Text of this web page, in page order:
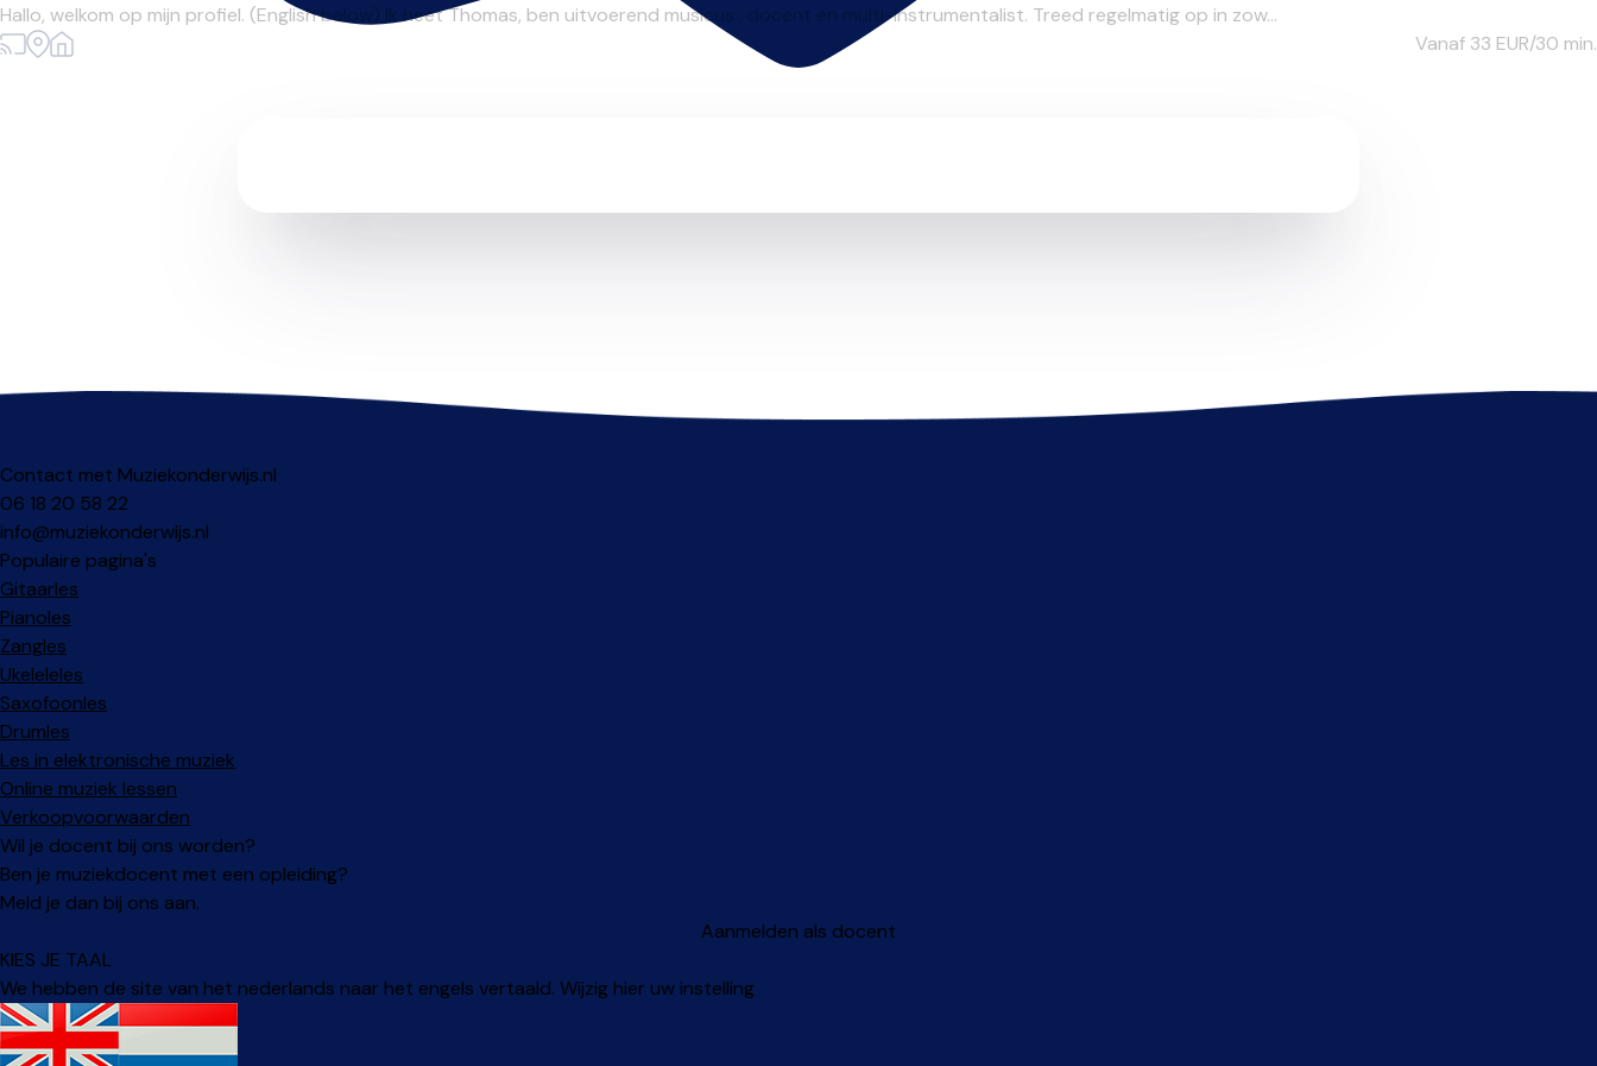
Hallo, welkom op mijn profiel. (English below) Ik heet Thomas, ben uitvoerend musicus , docent en multi-instrumentalist. Treed regelmatig op in zow...
Vanaf 33 EUR/30 min.
Contact met Muziekonderwijs.nl
06 18 20 58 22
info@muziekonderwijs.nl
Populaire pagina's
Gitaarles
Pianoles
Zangles
Ukeleleles
Saxofoonles
Drumles
Les in elektronische muziek
Online muziek lessen
Verkoopvoorwaarden
Wil je docent bij ons worden?
Ben je muziekdocent met een opleiding?
Meld je dan bij ons aan.
Aanmelden als docent
KIES JE TAAL
We hebben de site van het nederlands naar het engels vertaald. Wijzig hier uw instelling